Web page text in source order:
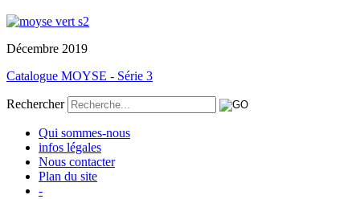
Décembre 2019
Catalogue MOYSE - Série 3
Rechercher
Qui sommes-nous
infos légales
Nous contacter
Plan du site
-